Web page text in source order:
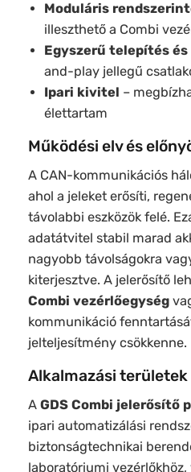
Moduláris
illeszthető a Combi
Egyszerű telepítés
and-play jellegű
Ipari kivitel –
élettartam
Működési elv és
A CAN-kommunikációs
ahol a jeleket erősíti,
távolabbi eszközök felé.
adatátvitel stabil marad
nagyobb távolságokra
kiterjesztve. A jelerősítő
Combi vezérlőegység
kommunikáció
jelteljesítmény csökkenne.
Alkalmazási területek
A GDS Combi jelerősítő
ipari automatizálási
biztonságtechnikai
laboratóriumi